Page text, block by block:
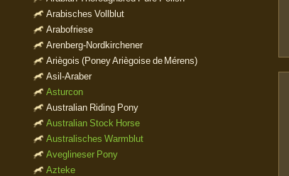
Arabisches Vollblut
Arabofriese
Arenberg-Nordkirchener
Ariègois (Poney Ariègoise de Mérens)
Asil-Araber
Asturcon
Australian Riding Pony
Australian Stock Horse
Australisches Warmblut
Aveglineser Pony
Azteke